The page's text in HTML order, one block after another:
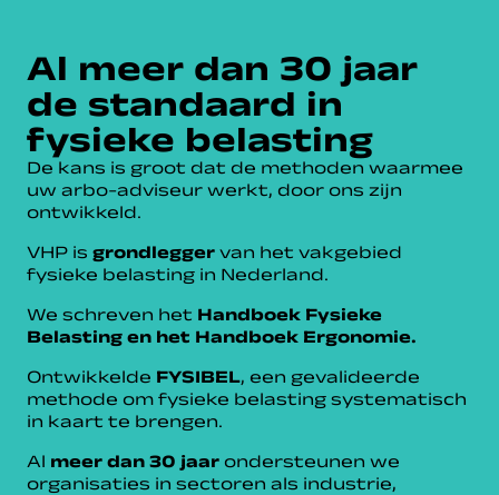
Al meer dan 30 jaar
de standaard in
fysieke belasting
De kans is groot dat de methoden waarmee
uw arbo-adviseur werkt, door ons zijn
ontwikkeld.
VHP is grondlegger van het vakgebied
fysieke belasting in Nederland.
We schreven het Handboek Fysieke
Belasting en het Handboek Ergonomie.
Ontwikkelde FYSIBEL, een gevalideerde
methode om fysieke belasting systematisch
in kaart te brengen.
Al meer dan 30 jaar ondersteunen we
organisaties in sectoren als industrie,